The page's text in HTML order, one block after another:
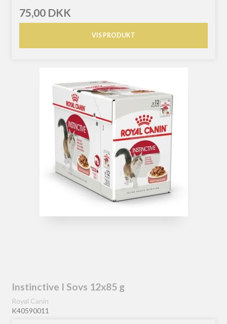
75,00 DKK
VIS PRODUKT
Instinctive I Sovs 12x85 g
Royal Canin
K40590011